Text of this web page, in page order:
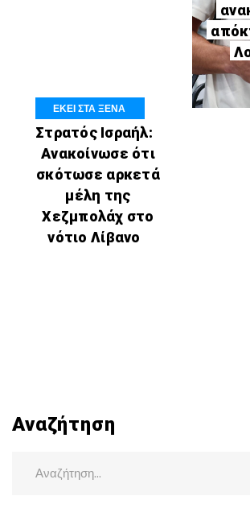
ΕΚΕΙ ΣΤΑ ΞΕΝΑ
Στρατός Ισραήλ:
Ανακοίνωσε ότι
σκότωσε αρκετά
μέλη της
Χεζμπολάχ στο
νότιο Λίβανο
Αναζήτηση